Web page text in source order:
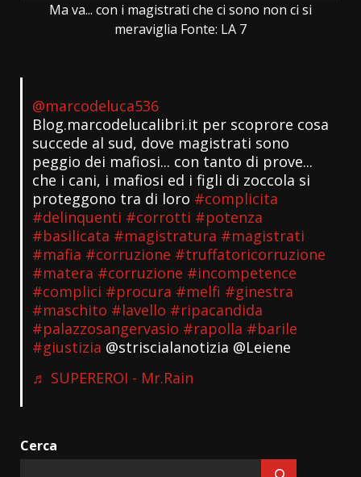
Ma va... con i magistrati che ci sono non ci si
meraviglia Fonte: LA 7
@marcodeluca536
Blog.marcodelucalibri.it per scoprore cosa
succede al sud, dove magistrati sono
peggio dei mafiosi... con tanto di prove...
che i cani, i mafiosi ed i figli di zoccola si
proteggono tra di loro #complicita
#delinquenti #corrotti #potenza
#basilicata #magistratura #magistrati
#mafia #corruzione #truffatoricorruzione
#matera #corruzione #incompetence
#complici #procura #melfi #ginestra
#maschito #lavello #ripacandida
#palazzosangervasio #rapolla #barile
#giustizia @striscialanotizia @Leiene
♬ SUPEREROI - Mr.Rain
Cerca